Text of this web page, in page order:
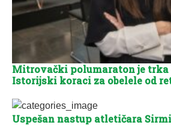
Mitrovački polumaraton je
Istorijski koraci za obelele od
Uspešan nastup atletičara